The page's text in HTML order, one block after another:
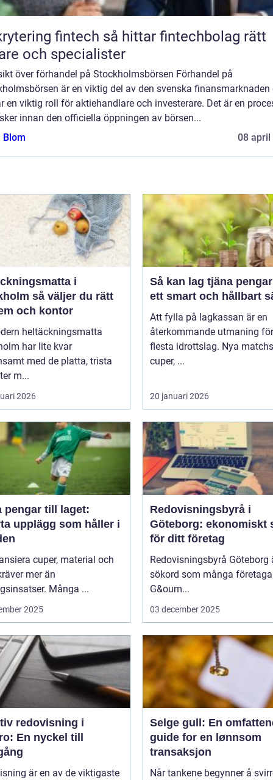
fintech så hittar fintechbolag rätt
och specialister
över förhandel på Stockholmsbörsen Förhandel på
är en viktig del av den svenska finansmarknaden
en viktig roll för aktiehandlare och investerare. Det är en
innan den officiella öppningen av börsen...
Blom
08 april
i
så väljer du rätt
och kontor
heltäckningsmatta
har lite kvar
med de platta, trista
m...
2026
Så kan lag tjäna
ett smart och hållbart
Att fylla på lagkassan är en
återkommande utmaning
flesta idrottslag. Nya
cuper, ...
20 januari 2026
pengar till laget:
upplägg som håller i
cuper, material och
mer än
Många ...
2025
Redovisningsbyrå i
Göteborg: ekonomiskt
för ditt företag
Redovisningsbyrå Göteborg
sökord som många
G&oum...
03 december 2025
redovisning i
En nyckel till
är en av de viktigaste
Selge gull: En
guide for en lønnsom
transaksjon
Når tankene begynner å